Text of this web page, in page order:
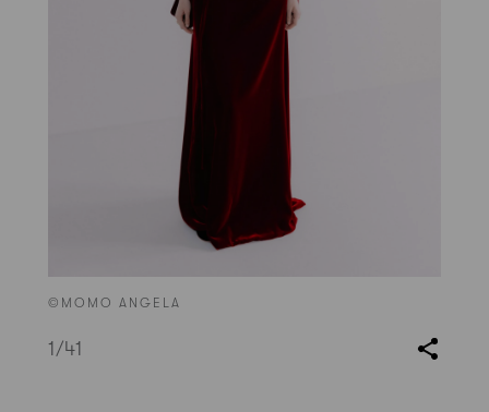
©MOMO ANGELA
1 /41